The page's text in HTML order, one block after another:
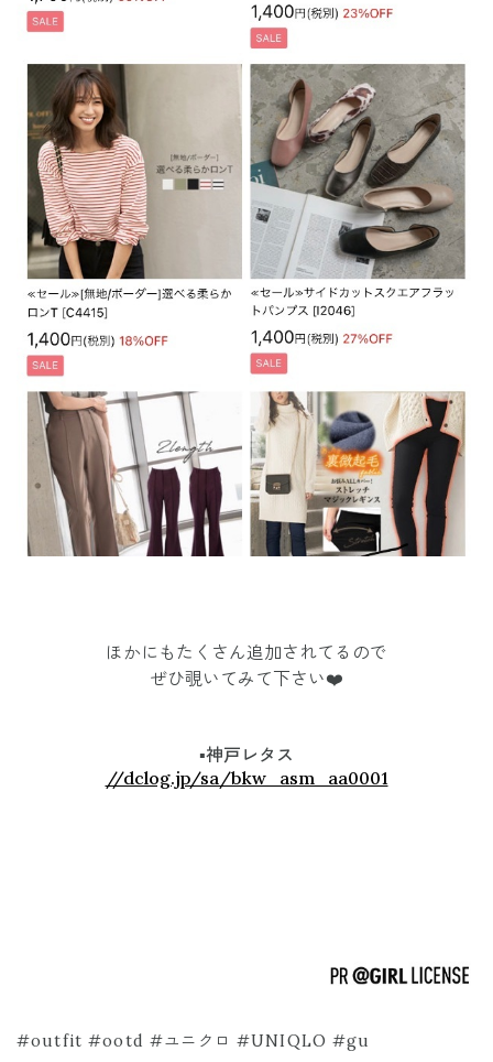
ほかにもたくさん追加されてるので
ぜひ覗いてみて下さい❤️
▪︎神戸レタス
//dclog.jp/sa/bkw_asm_aa0001
#outfit #ootd #ユニクロ #UNIQLO #gu